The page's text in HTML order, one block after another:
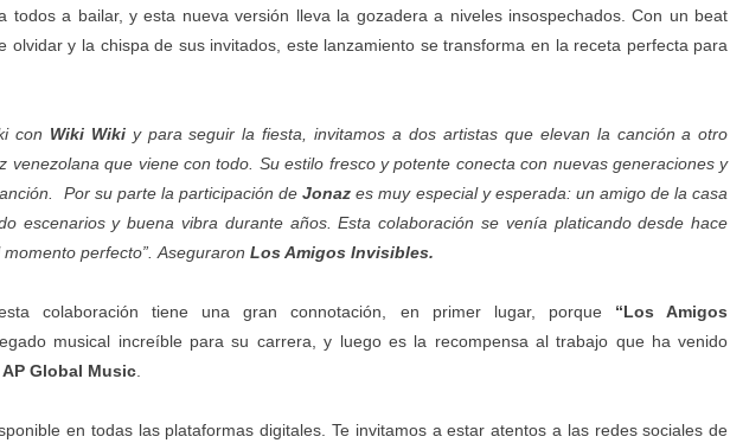
todos a bailar, y esta nueva versión lleva la gozadera a niveles insospechados. Con un beat
olvidar y la chispa de sus invitados, este lanzamiento se transforma en la receta perfecta para
con Wiki Wikiy para seguir la fiesta, invitamos a dos artistas que elevan la canción a otro
venezolana que viene con todo. Su estilo fresco y potente conecta con nuevas generaciones y
Por su parte la participación deJonazes muy especial y esperada: un amigo de la casa
escenarios y buena vibra durante años. Esta colaboración se venía platicando desde hace
perfecto”.Aseguraron Los Amigos Invisibles.
colaboración tiene una gran connotación, en primer lugar, porque “Los Amigos
musical increíble para su carrera, y luego es la recompensa al trabajo que ha venido
AP Global Music.
en todas las plataformas digitales. Te invitamos a estar atentos a las redes sociales de